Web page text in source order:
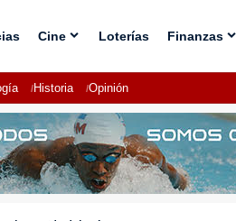
Cine Loterías Finanzas
Historia Opinión